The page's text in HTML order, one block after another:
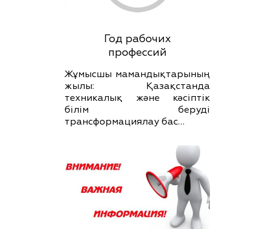
Год рабочих
профессий
Жұмысшы мамандықтарының
жылы: Қазақстанда
техникалық және кәсіптік
білім беруді
трансформациялау бас…